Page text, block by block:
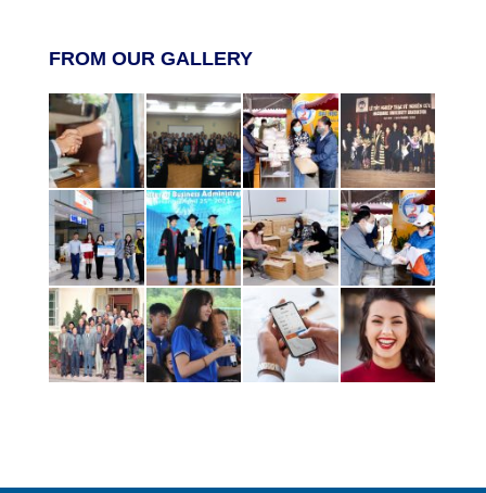
FROM OUR GALLERY